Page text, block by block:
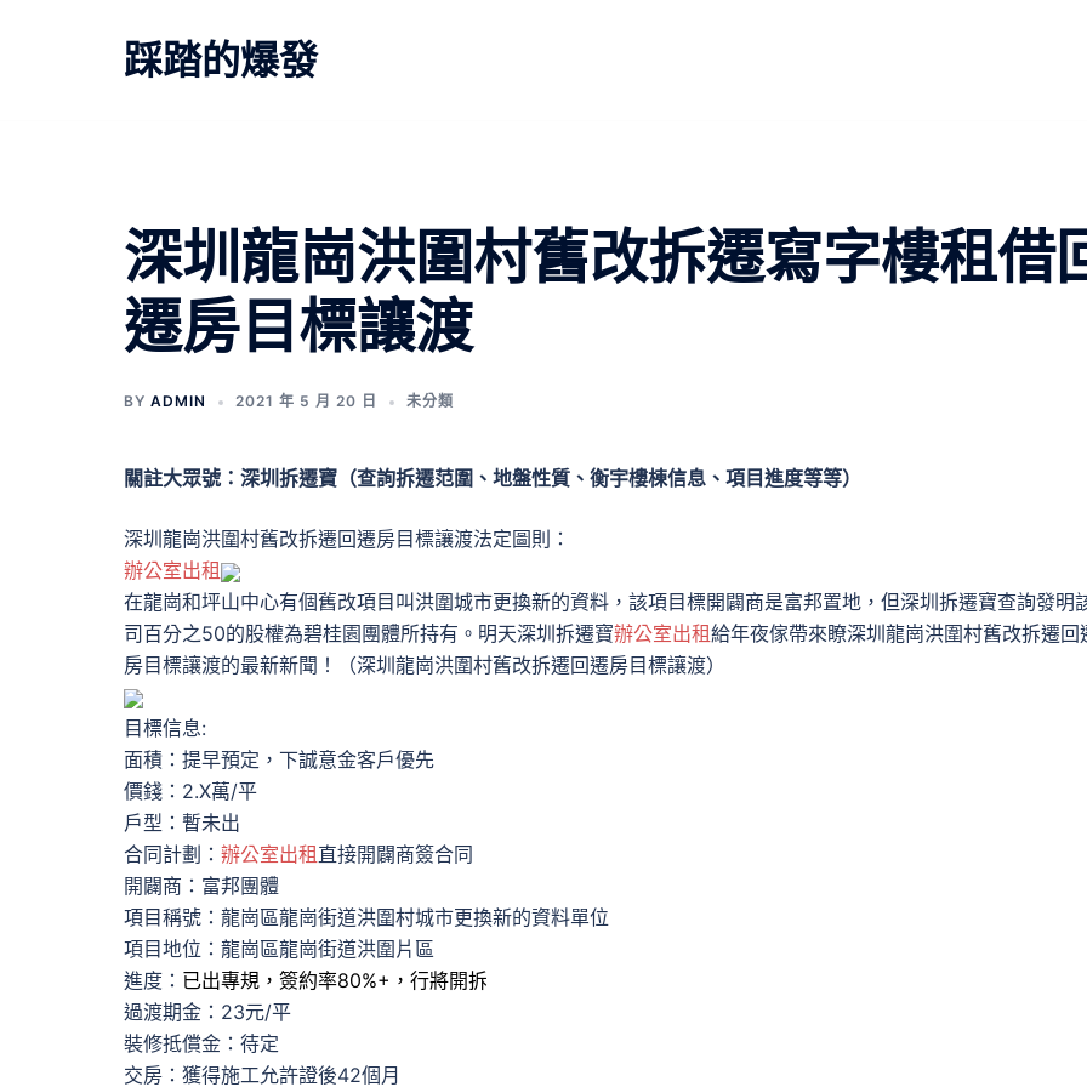
踩踏的爆發
深圳龍崗洪圍村舊改拆遷寫字樓租借
遷房目標讓渡
BY ADMIN 2021 年 5 月 20 日 未分類
關註大眾號：深圳拆遷寶（查詢拆遷范圍、地盤性質、衡宇樓棟信息、項目進度等等）
深圳龍崗洪圍村舊改拆遷回遷房目標讓渡法定圖則：
辦公室出租
在龍崗和坪山中心有個舊改項目叫洪圍城市更換新的資料，該項目標開闢商是富邦置地，但深圳拆遷寶查詢發明
司百分之50的股權為碧桂園團體所持有。明天深圳拆遷寶辦公室出租給年夜傢帶來瞭深圳龍崗洪圍村舊改拆遷回
房目標讓渡的最新新聞！（深圳龍崗洪圍村舊改拆遷回遷房目標讓渡）
目標信息:
面積：提早預定，下誠意金客戶優先
價錢：2.X萬/平
戶型：暫未出
合同計劃： 辦公室出租 直接開闢商簽合同
開闢商：富邦團體
項目稱號：龍崗區龍崗街道洪圍村城市更換新的資料單位
項目地位：龍崗區龍崗街道洪圍片區
進度： 已出專規，簽約率80%+，行將開拆
過渡期金：23元/平
裝修抵償金：待定
交房：獲得施工允許證後42個月